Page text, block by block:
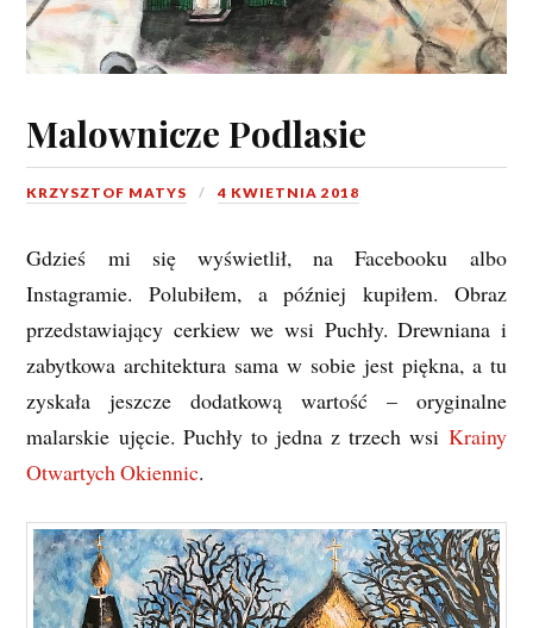
Malownicze Podlasie
KRZYSZTOF MATYS 4 KWIETNIA 2018
Gdzieś mi się wyświetlił, na Facebooku albo
Instagramie. Polubiłem, a później kupiłem. Obraz
przedstawiający cerkiew we wsi Puchły. Drewniana i
zabytkowa architektura sama w sobie jest piękna, a tu
zyskała jeszcze dodatkową wartość – oryginalne
malarskie ujęcie. Puchły to jedna z trzech wsi Krainy
Otwartych Okiennic.